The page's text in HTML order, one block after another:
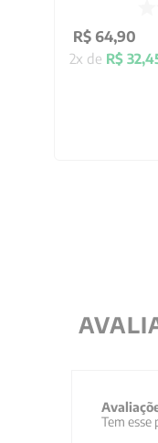
R$ 64,90
2x de R$ 32,
Tem esse